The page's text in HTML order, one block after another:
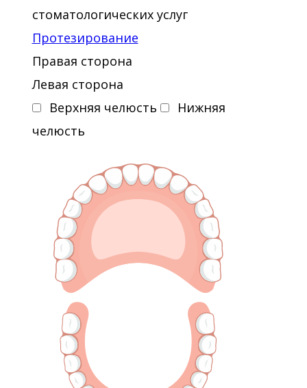
стоматологических услуг
Протезирование
Правая сторона
Левая сторона
Верхняя челюсть
Нижняя
челюсть